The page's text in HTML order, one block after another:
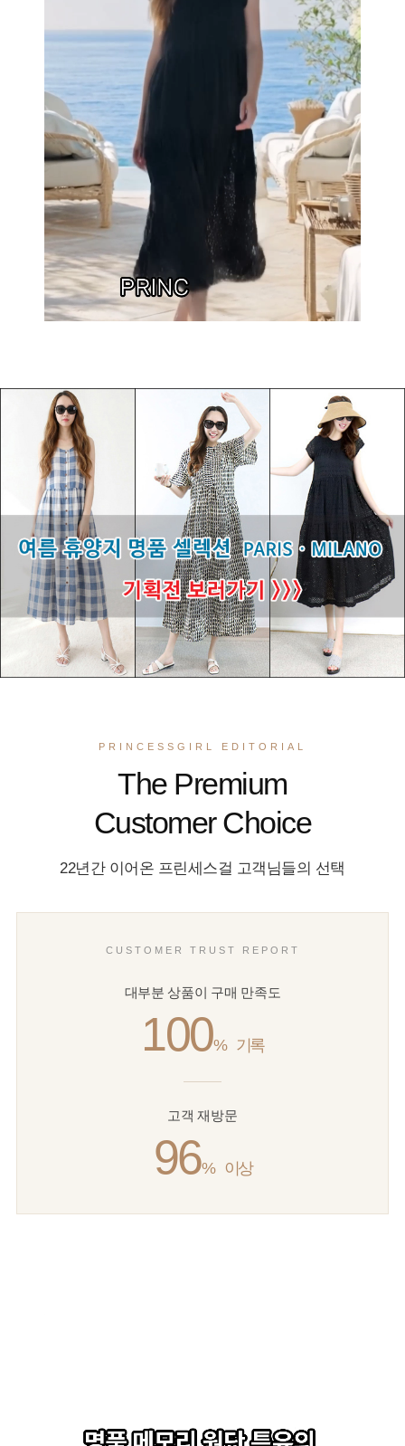
PRINCESSGIRL EDITORIAL
The Premium
Customer Choice
22년간 이어온 프린세스걸 고객님들의 선택
CUSTOMER TRUST REPORT
대부분 상품이 구매 만족도
100% 기록
고객 재방문
96% 이상